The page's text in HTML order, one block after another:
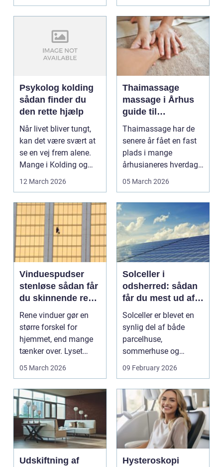
Psykolog kolding
sådan finder du
den rette hjælp
Når livet bliver tungt,
kan det være svært at
se en vej frem alene.
Mange i Kolding og
omegn søger p...
12 March 2026
Thaimassage
massage i Århus
guide til
afslapning,
smidighed og
bedre velvære
Thaimassage har de
senere år fået en fast
plads i mange
århusianeres hverdag.
Flere bruger den både
05 March 2026
Vinduespudser
stenløse sådan får
du skinnende rene
ruder året rundt
Rene vinduer gør en
større forskel for
hjemmet, end mange
tænker over. Lyset
falder anderledes ind,
05 March 2026
Solceller i
odsherred: sådan
får du mest ud af
solen
Solceller er blevet en
synlig del af både
parcelhuse,
sommerhuse og
mindre erhverv i
Odsherred. Mang...
09 February 2026
Udskiftning af
Hysteroskopi